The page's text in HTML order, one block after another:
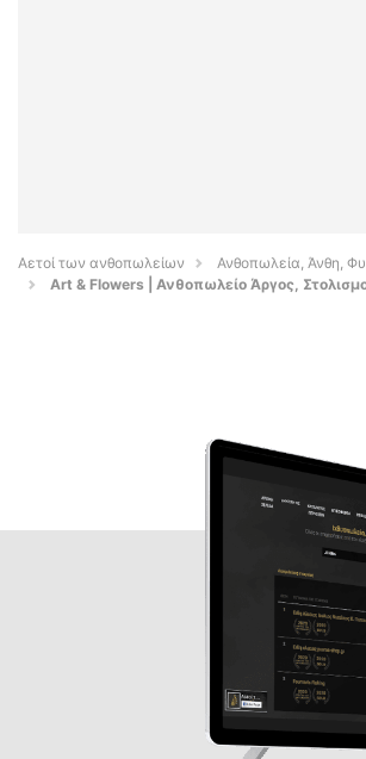
Αετοί των ανθοπωλείων
Ανθοπωλεία, Άνθη,
Art & Flowers | Ανθοπωλείο Άργος,